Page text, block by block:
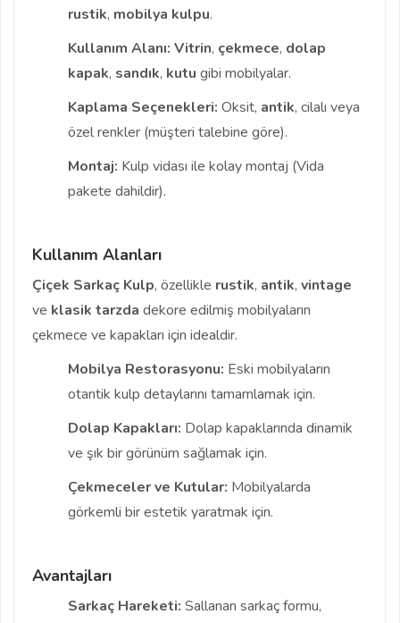
rustik, mobilya kulpu.
Kullanım Alanı: Vitrin, çekmece, dolap
kapak, sandık, kutu gibi mobilyalar.
Kaplama Seçenekleri: Oksit, antik, cilalı veya
özel renkler (müşteri talebine göre).
Montaj: Kulp vidası ile kolay montaj (Vida
pakete dahildir).
Kullanım Alanları
Çiçek Sarkaç Kulp, özellikle rustik, antik, vintage
ve klasik tarzda dekore edilmiş mobilyaların
çekmece ve kapakları için idealdir.
Mobilya Restorasyonu: Eski mobilyaların
otantik kulp detaylarını tamamlamak için.
Dolap Kapakları: Dolap kapaklarında dinamik
ve şık bir görünüm sağlamak için.
Çekmeceler ve Kutular: Mobilyalarda
görkemli bir estetik yaratmak için.
Avantajları
Sarkaç Hareketi: Sallanan sarkaç formu,